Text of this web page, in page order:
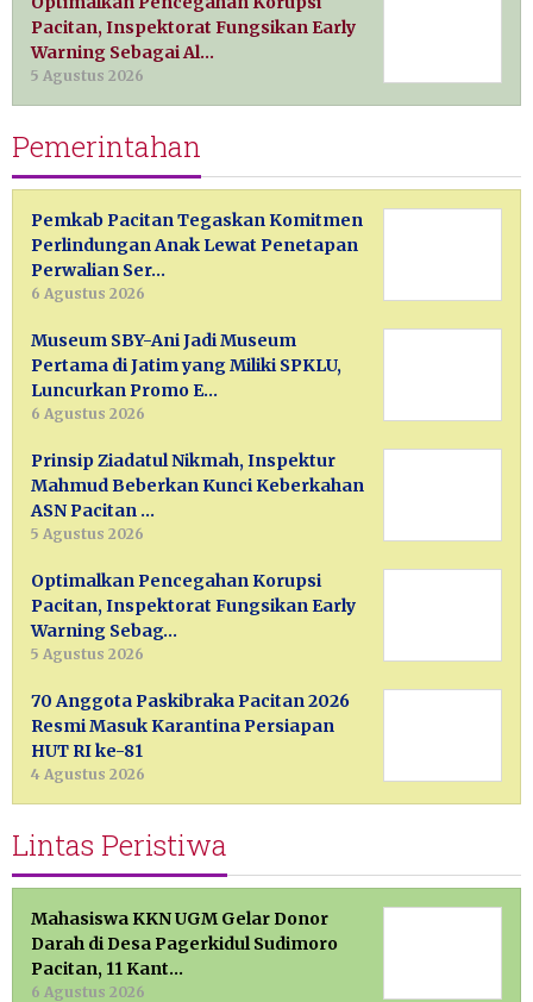
Pacitan, Inspektorat Fungsikan Early
Warning Sebagai Al…
5 Agustus 2026
Pemerintahan
Pemkab Pacitan Tegaskan Komitmen
Perlindungan Anak Lewat Penetapan
Perwalian Ser…
6 Agustus 2026
Museum SBY-Ani Jadi Museum
Pertama di Jatim yang Miliki SPKLU,
Luncurkan Promo E…
6 Agustus 2026
Prinsip Ziadatul Nikmah, Inspektur
Mahmud Beberkan Kunci Keberkahan
ASN Pacitan …
5 Agustus 2026
Optimalkan Pencegahan Korupsi
Pacitan, Inspektorat Fungsikan Early
Warning Sebag…
5 Agustus 2026
70 Anggota Paskibraka Pacitan 2026
Resmi Masuk Karantina Persiapan
HUT RI ke-81
4 Agustus 2026
Lintas Peristiwa
Mahasiswa KKN UGM Gelar Donor
Darah di Desa Pagerkidul Sudimoro
Pacitan, 11 Kant…
6 Agustus 2026